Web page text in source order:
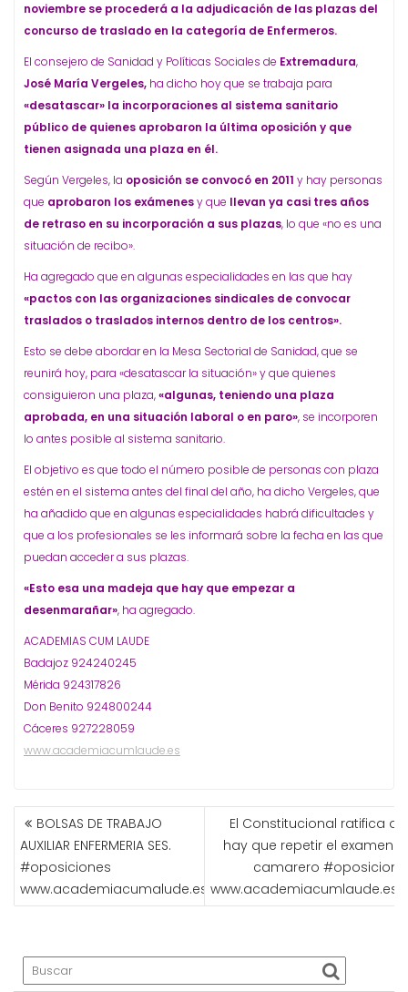
noviembre se procederá a la adjudicación de las plazas del
concurso de traslado en la categoría de Enfermeros.
El consejero de Sanidad y Políticas Sociales de Extremadura,
José María Vergeles, ha dicho hoy que se trabaja para
«desatascar» la incorporaciones al sistema sanitario
público de quienes aprobaron la última oposición y que
tienen asignada una plaza en él.
Según Vergeles, la oposición se convocó en 2011 y hay personas
que aprobaron los exámenesy que llevan ya casi tres años
de retraso en su incorporación a sus plazas, lo que «no es una
situación de recibo».
Ha agregado que en algunas especialidades en las que hay
«pactos con las organizaciones sindicales de convocar
traslados o traslados internos dentro de los centros».
Esto se debe abordar en la Mesa Sectorial de Sanidad, que se
reunirá hoy, para «desatascar la situación» y que quienes
consiguieron una plaza,«algunas, teniendo una plaza
aprobada, en una situación laboral o en paro», se incorporen
lo antes posible al sistema sanitario.
El objetivo es que todo el número posible de personas con plaza
estén en el sistema antes del final del año, ha dicho Vergeles, que
ha añadido que en algunas especialidades habrá dificultades y
que a los profesionales se les informará sobre la fecha en las que
puedan acceder a sus plazas.
«Esto esa una madeja que hay que empezar a
desenmarañar», ha agregado.
ACADEMIAS CUM LAUDE
Badajoz 924240245
Mérida 924317826
Don Benito 924800244
Cáceres 927228059
www.academiacumlaude.es
NAVEGACIÓN
DE
ENTRADAS
BOLSAS DE TRABAJO
AUXILIAR ENFERMERIA SES.
#oposiciones
www.academiacumalude.es
El Constitucional ratifica
hay que repetir el examen
camarero
www.academiacumlaude.es